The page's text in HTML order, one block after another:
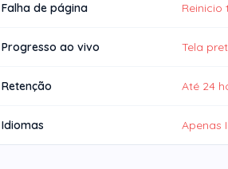
Falha de página Reinicio
Progresso ao vivo Tela
Retenção Até 24
Idiomas Apenas